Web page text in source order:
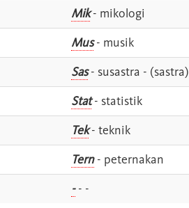
Mik- mikologi
Mus- musik
Sas- susastra - (sastra)
Stat- statistik
Tek- teknik
Tern- peternakan
-- -